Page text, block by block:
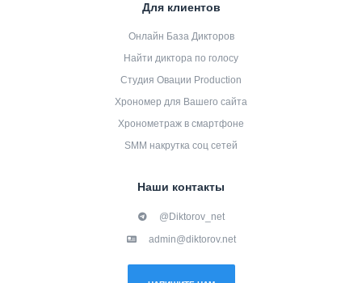
Для клиентов
Онлайн База Дикторов
Найти диктора по голосу
Студия Овации Production
Хрономер для Вашего сайта
Хронометраж в смартфоне
SMM накрутка соц сетей
Наши контакты
@Diktorov_net
admin@diktorov.net